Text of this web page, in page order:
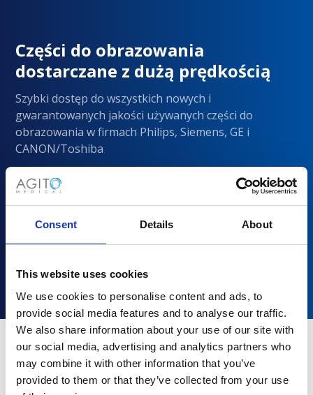
Consent Details About
This website uses cookies
We use cookies to personalise content and ads, to
provide social media features and to analyse our traffic.
We also share information about your use of our site with
our social media, advertising and analytics partners who
may combine it with other information that you’ve
provided to them or that they’ve collected from your use
Części do obrazowania
dostarczane z dużą prędkością
Szybki dostęp do wszystkich nowych i
gwarantowanych jakości używanych części do
obrazowania w firmach Philips, Siemens, GE i
CANON/Toshiba
Dlaczego warto wybrać Agito